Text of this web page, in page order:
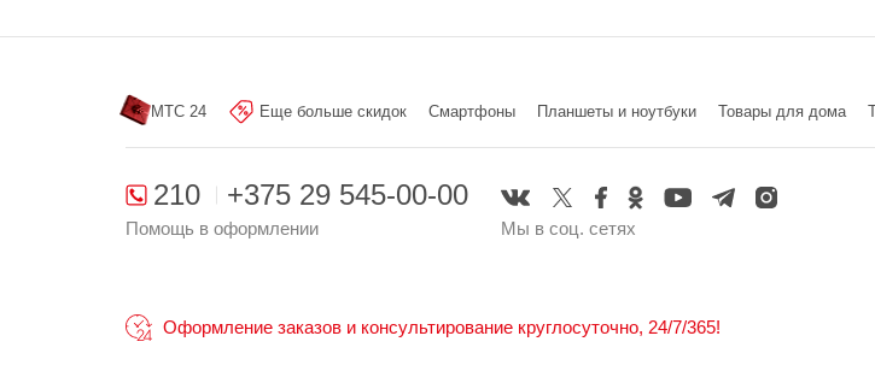
МТС 24 Еще больше скидок Смартфоны Планшеты и ноутбуки Товары для дома
210 +375 29 545-00-00
Помощь в оформлении Мы в соц. сетях
Оформление заказов и консультирование круглосуточно, 24/7/365!